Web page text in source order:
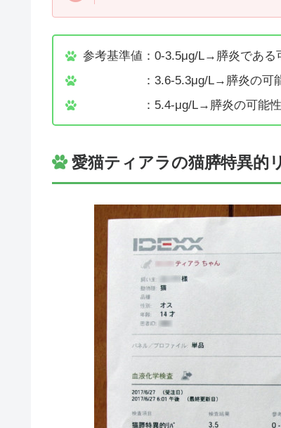
参考基準値：0-3.5μg/L→膵炎である
：3.6-5.3μg/L→膵炎の可能性
：5.4-μg/L→膵炎の可能性が高
愛猫ティアラの猫膵特異的